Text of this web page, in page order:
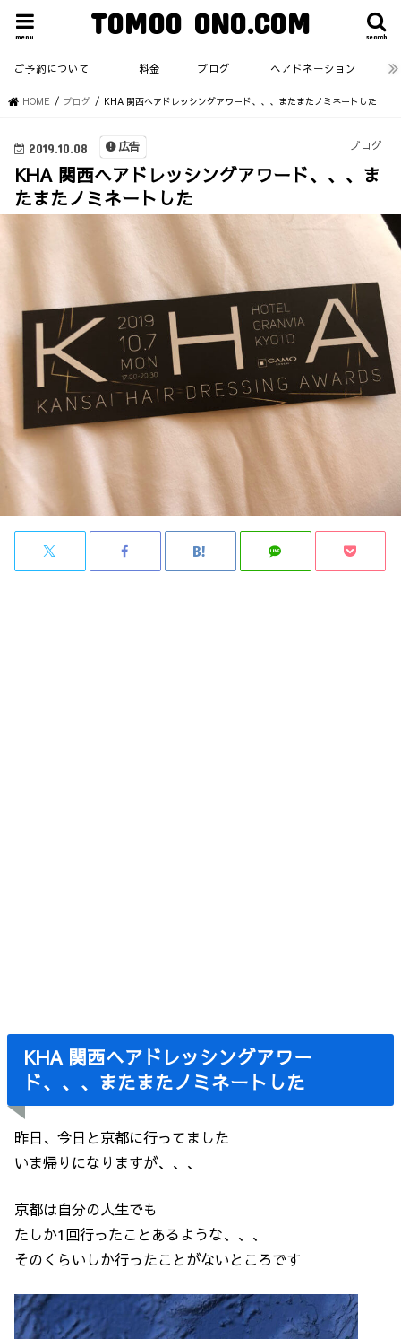
TOMOO ONO.COM search
menu
ご予約について 料金 ブログ ヘアドネーション
HOME ブログ KHA 関西ヘアドレッシングアワード、、、またまたノミネートした
ブログ
2019.10.08 広告
KHA 関西ヘアドレッシングアワード、、、ま
たまたノミネートした
KHA 関西ヘアドレッシングアワー
ド、、、またまたノミネートした
昨日、今日と京都に行ってました
いま帰りになりますが、、、
京都は自分の人生でも
たしか1回行ったことあるような、、、
そのくらいしか行ったことがないところです